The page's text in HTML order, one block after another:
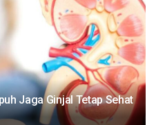
Jaga Ginjal Tetap Sehat